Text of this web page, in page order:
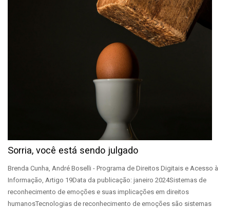
Sorria, você está sendo julgado
Brenda Cunha, André Boselli - Programa de Direitos Digitais e Acesso à
Informação, Artigo 19Data da publicação: janeiro 2024Sistemas de
reconhecimento de emoções e suas implicações em direitos
humanosTecnologias de reconhecimento de emoções são sistemas